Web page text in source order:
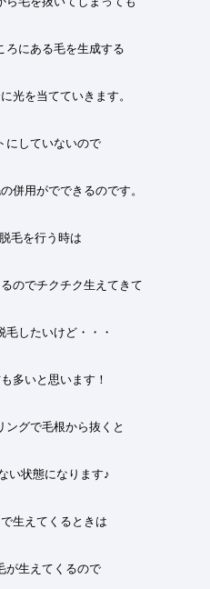
ろにある毛を生成する
光を当てていきます 。
にしていないので
併用がでできるのです 。
毛を行う時は
のでチクチク生えてきて
したいけど・・・
多いと思います ！
ングで毛根から抜くと
い状態になります♪
生えてくるときは
が生えてくるので